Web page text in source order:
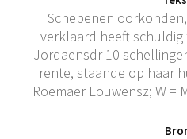
Schepenen
verklaard heeft
Jordaensdr 10
rente, staande op haar
Roemaer Louwensz; W =